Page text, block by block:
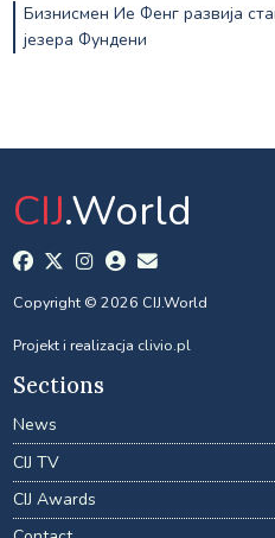
Бизнисмен Ие Фенг развија
језера Фундени
CIJ.World
Copyright © 2026 CIJ.World
Projekt i realizacja clivio.pl
Sections
News
CIJ TV
CIJ Awards